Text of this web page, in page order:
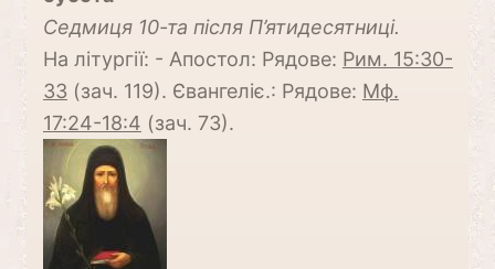
Cедмиця 10-та після П’ятидесятниці.
На літургії: - Апостол: Рядове: Рим. 15:30-
33 (зач. 119). Євангеліє.: Рядове: Мф.
17:24-18:4 (зач. 73).